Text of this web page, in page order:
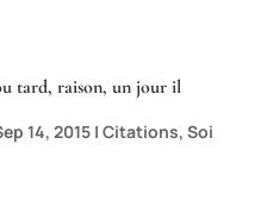
tard, raison, un jour il
14, 2015| Citations, Soi